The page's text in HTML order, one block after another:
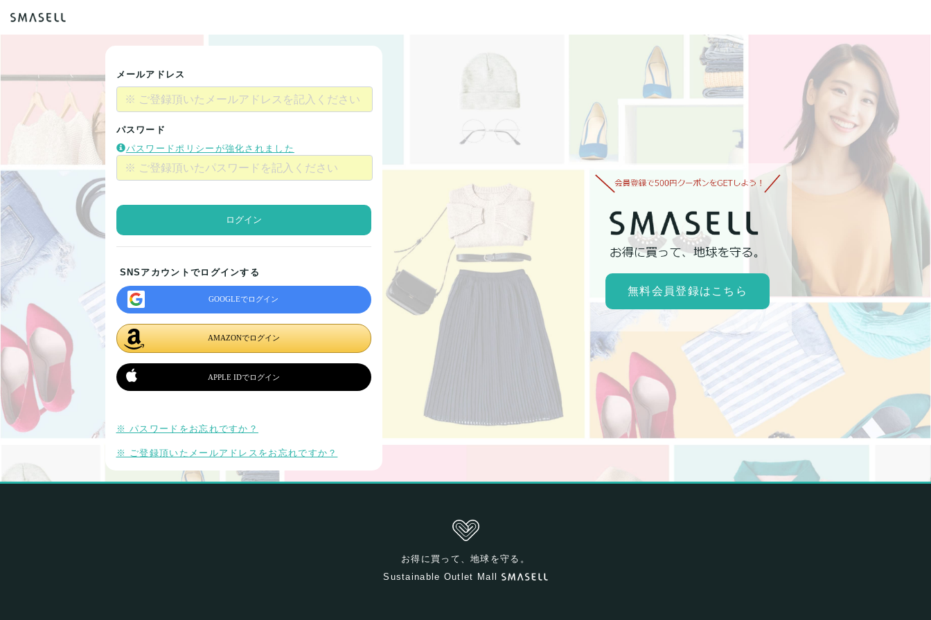
メールアドレス
パスワード
パスワードポリシーが強化されました
ログイン
SNSアカウントでログインする
GOOGLEでログイン
AMAZONでログイン
APPLE IDでログイン
※ パスワードをお忘れですか？
※ ご登録頂いたメールアドレスをお忘れですか？
無料会員登録はこちら
お得に買って、地球を守る。
Sustainable Outlet Mall